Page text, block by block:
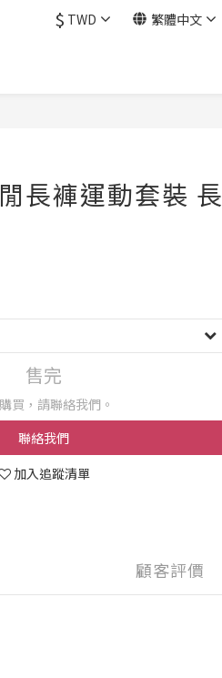
$ TWD 繁體中文
長褲運動套裝 長
售完
買，請聯絡我們。
聯絡我們
加入追蹤清單
顧客評價